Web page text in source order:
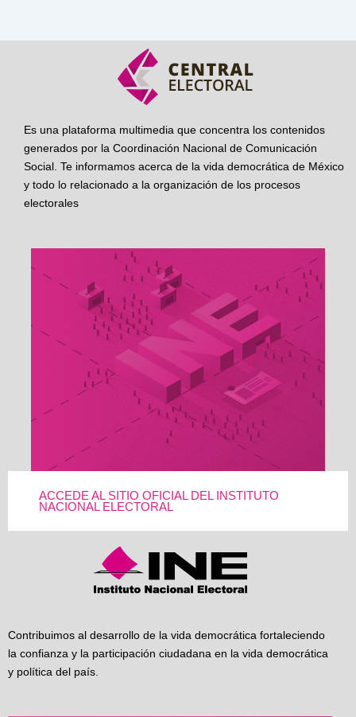
Es una plataforma multimedia que concentra los contenidos
generados por la Coordinación Nacional de Comunicación
Social. Te informamos acerca de la vida democrática de México
y todo lo relacionado a la organización de los procesos
electorales
ACCEDE AL SITIO OFICIAL DEL INSTITUTO
NACIONAL ELECTORAL
Contribuimos al desarrollo de la vida democrática fortaleciendo
la confianza y la participación ciudadana en la vida democrática
y política del país.